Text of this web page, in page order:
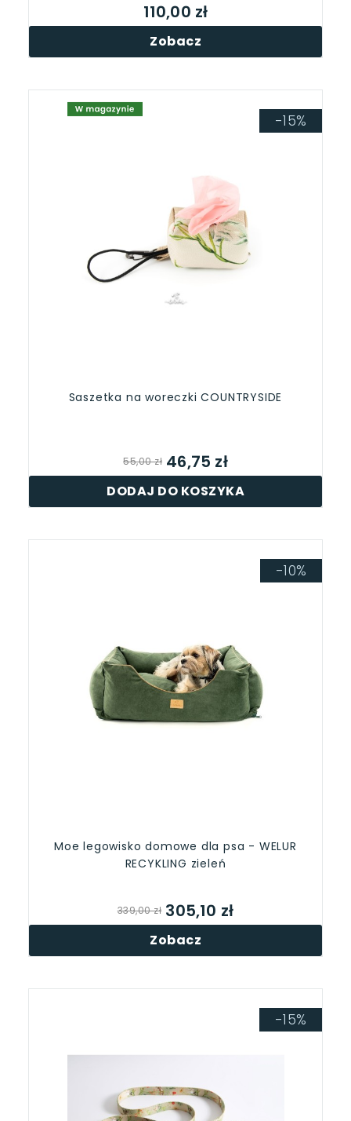
110,00 zł
Zobacz
Saszetka na woreczki COUNTRYSIDE
55,00 zł
-15%
46,75 zł
DODAJ DO KOSZYKA
Moe legowisko domowe dla psa - WELUR
RECYKLING zieleń
339,00 zł
-10%
305,10 zł
Zobacz
-15%